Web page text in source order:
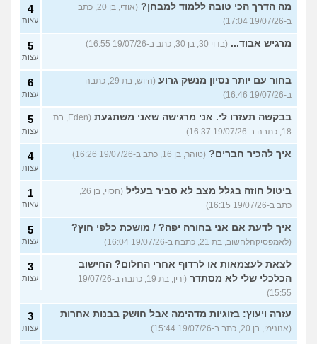
מה הדרך הכי טובה ללמוד למבחן?
(אודי, בן 20, כתב
ב-19/07/26 17:04)
4
עצות
מרגיש אבוד... (בדוי 30, בן 30, כתב ב-19/07/26 16:55) 5
עצות
בחור עם יותר נסיון מנשק גרוע
(היוש, בת 29, כתבה
ב-19/07/26 16:46)
6
עצות
בבקשה תעזרו לי. אני מרגישה שאני משתגעת
(Eden, בת
18, כתבה ב-19/07/26 16:37)
5
עצות
איך להכיר חברים? (טוהר, בן 16, כתב ב-19/07/26 16:26) 4
עצות
ביטול חוזה בגלל מצב לא סביר בעליל
כתב ב-19/07/26 16:15)
1
עצות
איך לדעת אם אני בחורה יפה? / מושכת כלפי חוץ?
(לאמפסיקהלחשוב, בת 21, כתבה ב-19/07/26 16:04)
5
עצות
לצאת לעצמאות או לרדוף אחרי החלום? החישוב
הכלכלי שלי לא מסתדר
(ירין, בת 19, כתבה ב-19/07/26
15:55)
3
עצות
עזרה ויעוץ: בזוגיות מדהימה אבל חושק בבנות אחרות
(אנונימי, בן 20, כתב ב-19/07/26 15:44)
3
עצות